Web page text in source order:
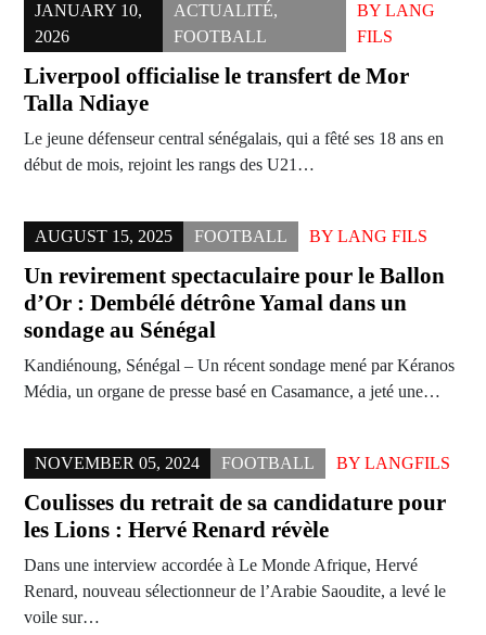
JANUARY 10,
2026
ACTUALITÉ,
FOOTBALL
BY LANG
FILS
Liverpool officialise le transfert de Mor
Talla Ndiaye
Le jeune défenseur central sénégalais, qui a fêté ses 18 ans en
début de mois, rejoint les rangs des U21…
AUGUST 15, 2025 FOOTBALL BY LANG FILS
Un revirement spectaculaire pour le Ballon
d’Or : Dembélé détrône Yamal dans un
sondage au Sénégal
Kandiénoung, Sénégal – Un récent sondage mené par Kéranos
Média, un organe de presse basé en Casamance, a jeté une…
NOVEMBER 05, 2024 FOOTBALL BY LANGFILS
Coulisses du retrait de sa candidature pour
les Lions : Hervé Renard révèle
Dans une interview accordée à Le Monde Afrique, Hervé
Renard, nouveau sélectionneur de l’Arabie Saoudite, a levé le
voile sur…